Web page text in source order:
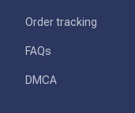
Order tracking
FAQs
DMCA